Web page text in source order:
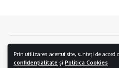
Prin utilizarea acestui site, sunteți de acord
confidențialitate și Politica Cookies
E6.ro © 2024.Creare Magazin Online